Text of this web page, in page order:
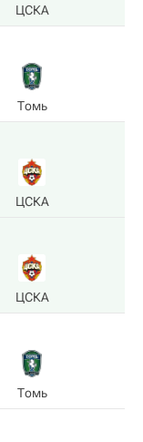
ЦСКА
Томь
ЦСКА
ЦСКА
Томь